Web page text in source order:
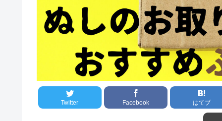
Twitter Facebook はてブ